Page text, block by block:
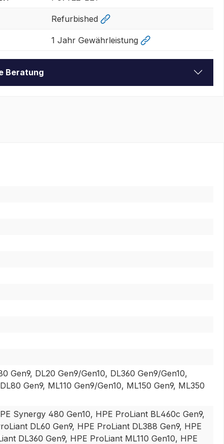
Refurbished
1 Jahr Gewährleistung
Beratung
Gen9, DL20 Gen9/Gen10, DL360 Gen9/Gen10,
Gen9, ML110 Gen9/Gen10, ML150 Gen9, ML350
Synergy 480 Gen10, HPE ProLiant BL460c Gen9,
DL60 Gen9, HPE ProLiant DL388 Gen9, HPE
DL360 Gen9, HPE ProLiant ML110 Gen10, HPE